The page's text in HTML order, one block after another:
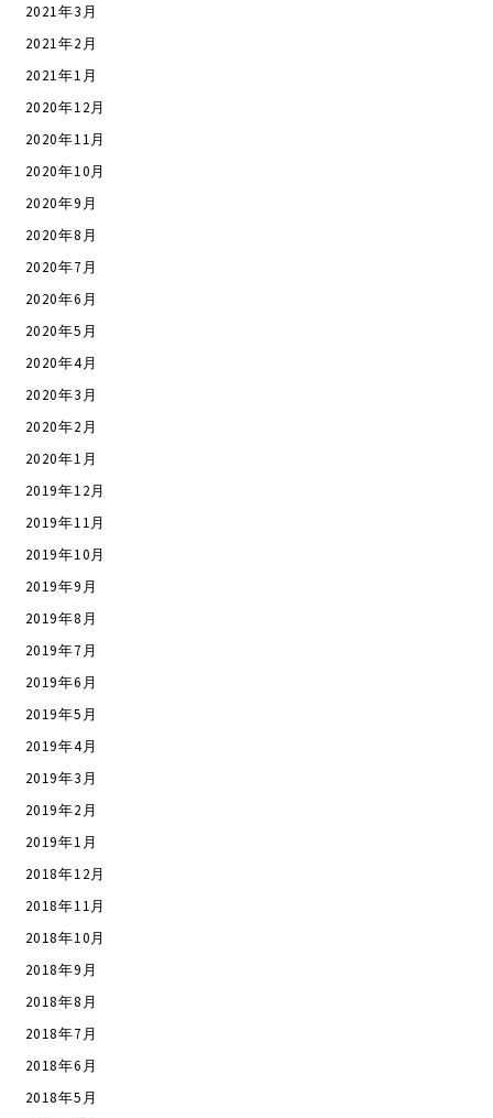
2021年3月
2021年2月
2021年1月
2020年12月
2020年11月
2020年10月
2020年9月
2020年8月
2020年7月
2020年6月
2020年5月
2020年4月
2020年3月
2020年2月
2020年1月
2019年12月
2019年11月
2019年10月
2019年9月
2019年8月
2019年7月
2019年6月
2019年5月
2019年4月
2019年3月
2019年2月
2019年1月
2018年12月
2018年11月
2018年10月
2018年9月
2018年8月
2018年7月
2018年6月
2018年5月